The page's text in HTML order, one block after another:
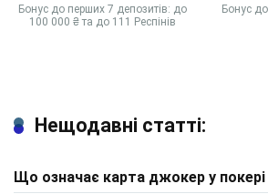
Бонус до перших 7 депозитів: до
100 000 ₴ та до 111 Респінів
Бонус
Нещодавні статті:
Що означає карта джокер у покері